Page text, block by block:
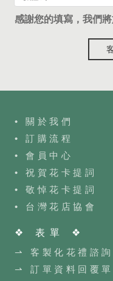
感謝您的填寫，我們
• 關於我們
• 訂購流程
• 會員中心
• 祝賀花卡提詞
• 敬悼花卡提詞
• 台灣花店協會
❖ 表單 ❖
⇀ 客製化花禮諮詢
⇀ 訂單資料回覆單